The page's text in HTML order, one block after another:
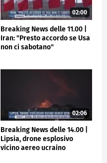
02:00
Breaking News delle 11.00 |
Iran: "Presto accordo se Usa
non ci sabotano"
02:06
Breaking News delle 14.00 |
Lipsia, drone esplosivo
vicino aereo ucraino